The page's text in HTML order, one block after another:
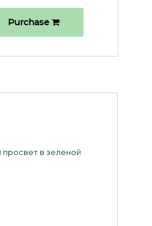
Purchase
в зеленой